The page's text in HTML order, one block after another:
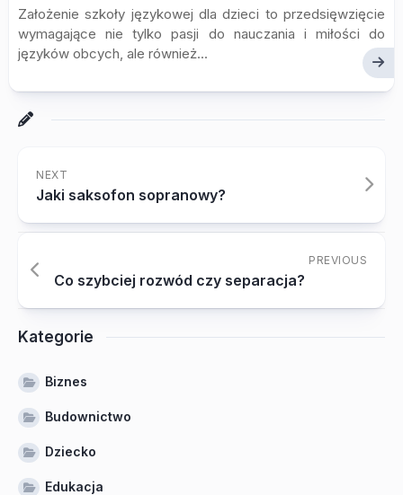
Założenie szkoły językowej dla dzieci to przedsięwzięcie
wymagające nie tylko pasji do nauczania i miłości do
języków obcych, ale również...
NEXT
Jaki saksofon sopranowy?
PREVIOUS
Co szybciej rozwód czy separacja?
Kategorie
Biznes
Budownictwo
Dziecko
Edukacja